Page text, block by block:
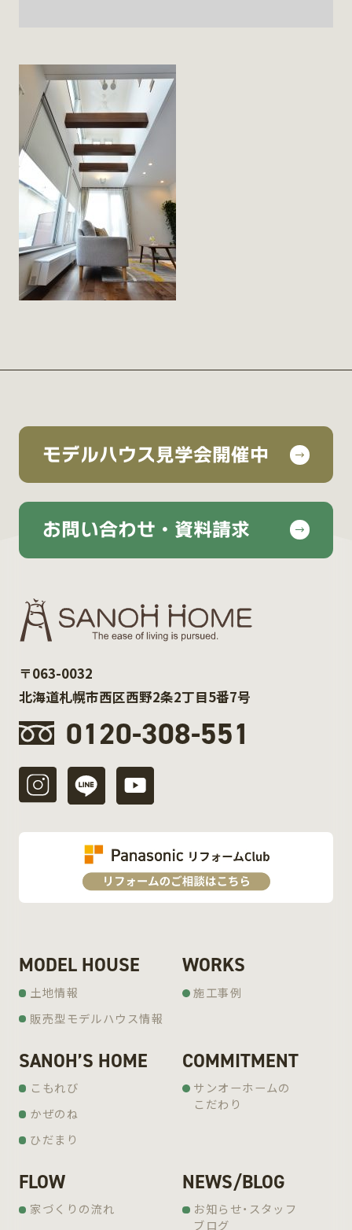
モデルハウス見学会開催中
お問い合わせ・資料請求
〒063-0032
北海道札幌市西区西野2条2丁目5番7号
0120-308-551
MODEL HOUSE
土地情報
販売型モデルハウス情報
WORKS
施工事例
SANOH’S HOME
こもれび
かぜのね
ひだまり
COMMITMENT
サンオーホームの
こだわり
FLOW
家づくりの流れ
NEWS/BLOG
お知らせ・スタッフ
ブログ